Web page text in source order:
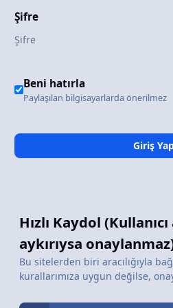
Şifre
Beni hatırla
Paylaşılan bilgisayarlarda önerilmez
Giriş
Hızlı Kaydol
aykırıysa
Bu sitelerden biri aracılığıyla
kurallarımıza uygun değilse,